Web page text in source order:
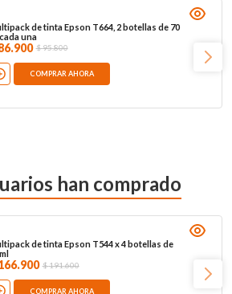
de tinta Epson T664, 2 botellas de 70
una
.900 $95.800
COMPRAR AHORA
han comprado
de tinta Epson T544 x 4 botellas de
.900 $191.600
COMPRAR AHORA